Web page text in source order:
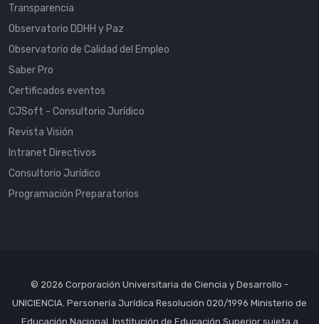
Transparencia
Observatorio DDHH y Paz
Observatorio de Calidad del Empleo
Saber Pro
Certificados eventos
CJSoft - Consultorio Jurídico
Revista Visión
Intranet Directivos
Consultorio Jurídico
Programación Preparatorios
© 2026 Corporación Universitaria de Ciencia y Desarrollo -
UNICIENCIA. Personería Jurídica Resolución 020/1996 Ministerio de
Educación Nacional. Institución de Educación Superior sujeta a